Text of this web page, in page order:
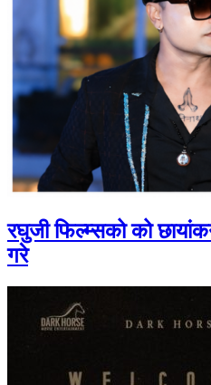
रघुजी फिल्म्सको को
गरे